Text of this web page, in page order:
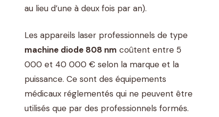
au lieu d’une à deux fois par an).
Les appareils laser professionnels de type
machine diode 808 nm coûtent entre 5
000 et 40 000 € selon la marque et la
puissance. Ce sont des équipements
médicaux réglementés qui ne peuvent être
utilisés que par des professionnels formés.